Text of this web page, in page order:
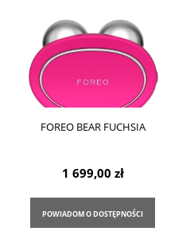
FOREO BEAR FUCHSIA
1 699,00 zł
POWIADOM O DOSTĘPNOŚCI